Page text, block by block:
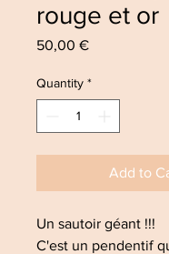
rouge et or
50,00 €Price
Quantity *
Add to
Un sautoir géant !!!
C'est un pendentif